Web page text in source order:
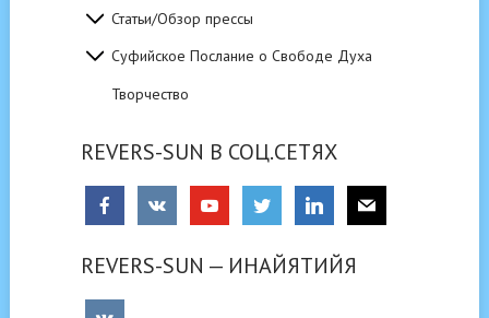
Статьи/Обзор прессы
Суфийское Послание о Свободе Духа
Творчество
REVERS-SUN В СОЦ.СЕТЯХ
REVERS-SUN — ИНАЙЯТИЙЯ